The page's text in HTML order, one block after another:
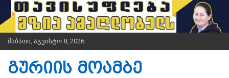
i
t
შაბათი, აგვისტო 8, 2026
გურიის მოამბე